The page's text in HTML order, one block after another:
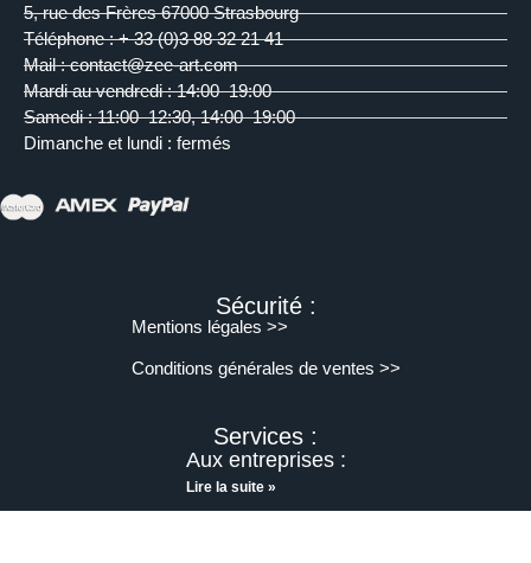
5, rue des Frères 67000 Strasbourg
Téléphone : + 33 (0)3 88 32 21 41
Mail : contact@zee-art.com
Mardi au vendredi : 14:00–19:00
Samedi : 11:00–12:30, 14:00–19:00
Dimanche et lundi : fermés
Sécurité :
Mentions légales >>
Conditions générales de ventes >>
Services :
Aux entreprises :
Lire la suite »